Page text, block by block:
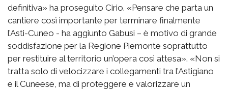
definitiva» ha proseguito Cirio. «Pensare che parta un
cantiere così importante per terminare finalmente
l’Asti-Cuneo - ha aggiunto Gabusi – è motivo di grande
soddisfazione per la Regione Piemonte soprattutto
per restituire al territorio un’opera così attesa». «Non si
tratta solo di velocizzare i collegamenti tra l’Astigiano
e il Cuneese, ma di proteggere e valorizzare un